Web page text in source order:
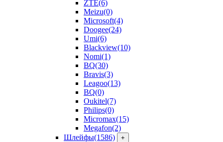
ZTE(6)
Meizu(0)
Microsoft(4)
Doogee(24)
Umi(6)
Blackview(10)
Nomi(1)
BQ(30)
Bravis(3)
Leagoo(13)
BQ(0)
Oukitel(7)
Philips(0)
Micromax(15)
Megafon(2)
Шлейфы(1586) +